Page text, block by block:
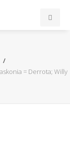
= Derrota; Willy